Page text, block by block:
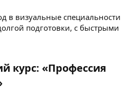
в визуальные специальности
подготовки, с быстрыми
курс: «Профессия